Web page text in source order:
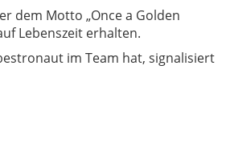
dem Motto „Once a Golden
Lebenszeit erhalten.
im Team hat, signalisiert